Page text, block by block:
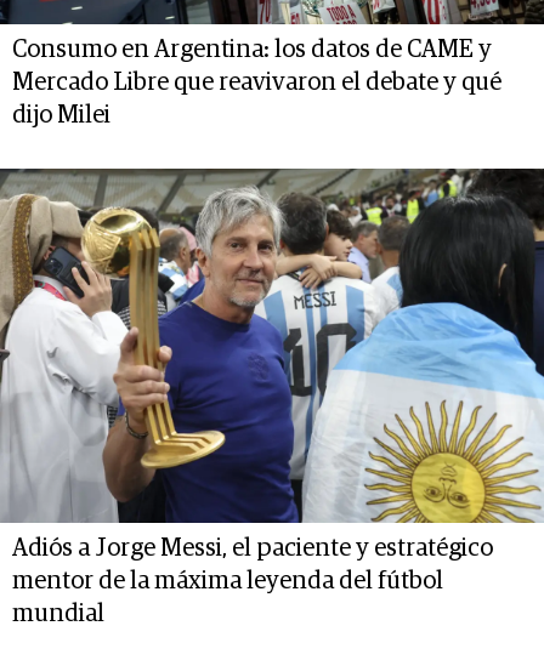
Consumo en Argentina: los datos de CAME y
Mercado Libre que reavivaron el debate y qué
dijo Milei
Adiós a Jorge Messi, el paciente y estratégico
mentor de la máxima leyenda del fútbol
mundial